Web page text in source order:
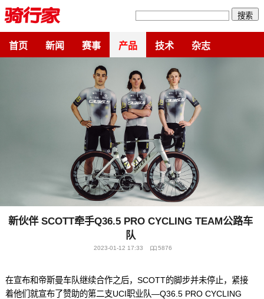
搜索
首页 新闻 赛事 产品 技术 杂志
新伙伴 SCOTT牵手Q36.5 PRO CYCLING TEAM公路车
队
2023-01-12 17:33 5876
在宣布和帝斯曼车队继续合作之后，SCOTT的脚步并未停止，紧接
着他们就宣布了赞助的第二支UCI职业队—Q36.5 PRO CYCLING